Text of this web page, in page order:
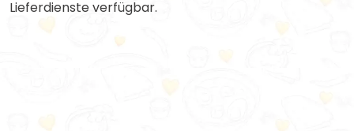
Lieferdienste verfügbar.